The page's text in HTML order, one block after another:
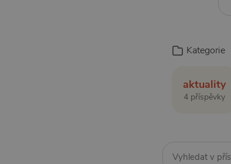
Kategorie
aktuality
4 příspěvky